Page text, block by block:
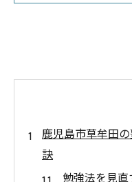
鹿児島市草牟田
訣